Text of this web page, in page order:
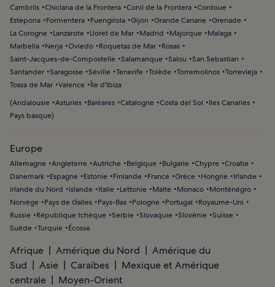
Cambrils Chiclana de la Frontera Conil de la Frontera Cordoue
Estepona
Formentera Fuengirola Gijón Grande Canarie Grenade
La Corogne
Lanzarote Lloret de Mar Madrid Majorque
Malaga
Marbella
Nerja Oviedo Roquetas de Mar
Rosas
Saint-Jacques-de-Compostelle Salamanque Salou
San Sebastian
Santander Saragosse Séville Tenerife Tolède Torremolinos Torrevieja
Tossa de Mar Valence Île d'Ibiza
(Andalousie Asturies Baléares Catalogne Costa del Sol
Iles Canaries
Pays basque)
Europe
Allemagne Angleterre Autriche Belgique Bulgarie Chypre Croatie
Danemark
Espagne Estonie Finlande France Grèce Hongrie
Irlande
Irlande du Nord
Islande Italie Lettonie Malte Monaco
Monténégro
Norvège
Pays de Galles Pays-Bas Pologne Portugal
Royaume-Uni
Russie
République tchèque Serbie Slovaquie Slovénie Suisse
Suède Turquie Écosse
Afrique Amérique du Nord
Amérique du
Sud
Asie Caraïbes
Mexique et Amérique
centrale
Moyen-Orient